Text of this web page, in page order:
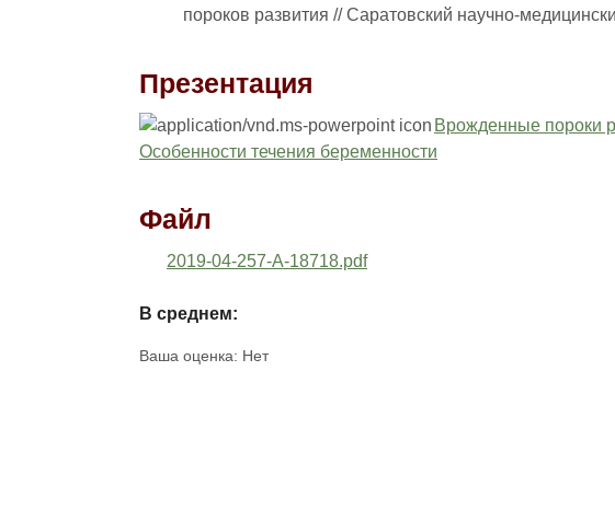
пороков развития // Саратовский научно-
Презентация
Врожденные пороки
Особенности течения беременности
Файл
2019-04-257-A-18718.pdf
В среднем:
Ваша оценка: Нет